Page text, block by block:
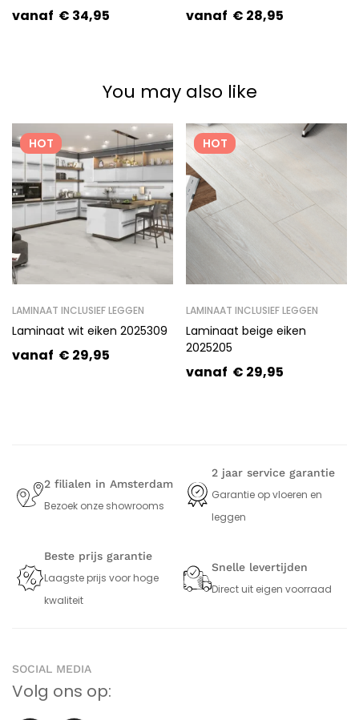
vanaf € 34,95 vanaf € 28,95
You may also like
HOT
LAMINAAT INCLUSIEF LEGGEN
Laminaat wit eiken 2025309
vanaf € 29,95
HOT
LAMINAAT INCLUSIEF LEGGEN
Laminaat beige eiken
2025205
vanaf € 29,95
2 filialen in Amsterdam
Bezoek onze showrooms
2 jaar service garantie
Garantie op vloeren en
leggen
Beste prijs garantie
Laagste prijs voor hoge
kwaliteit
Snelle levertijden
Direct uit eigen voorraad
SOCIAL MEDIA
Volg ons op: